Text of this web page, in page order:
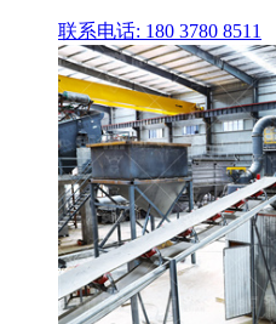
联系电话: 180 3780 8511